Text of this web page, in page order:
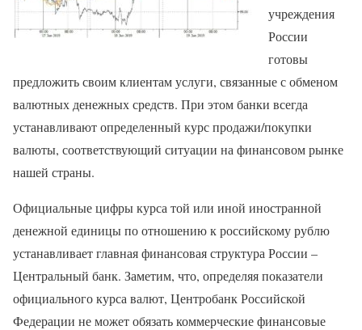
учреждения
России
готовы
предложить своим клиентам услуги, связанные с обменом
валютных денежных средств. При этом банки всегда
устанавливают определенный курс продажи/покупки
валюты, соответствующий ситуации на финансовом рынке
нашей страны.
Официальные цифры курса той или иной иностранной
денежной единицы по отношению к российскому рублю
устанавливает главная финансовая структура России –
Центральный банк. Заметим, что, определяя показатели
официального курса валют, Центробанк Российской
Федерации не может обязать коммерческие финансовые